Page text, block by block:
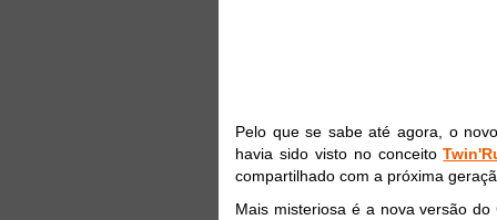
Pelo que se sabe até agora, o
havia sido visto no conceito
compartilhado com a próxima
Mais misteriosa é a nova versão